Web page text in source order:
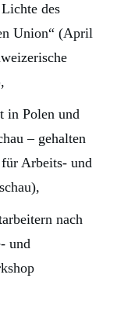
des
Union“ (April
in Polen und
– gehalten
Arbeits- und
nach
und